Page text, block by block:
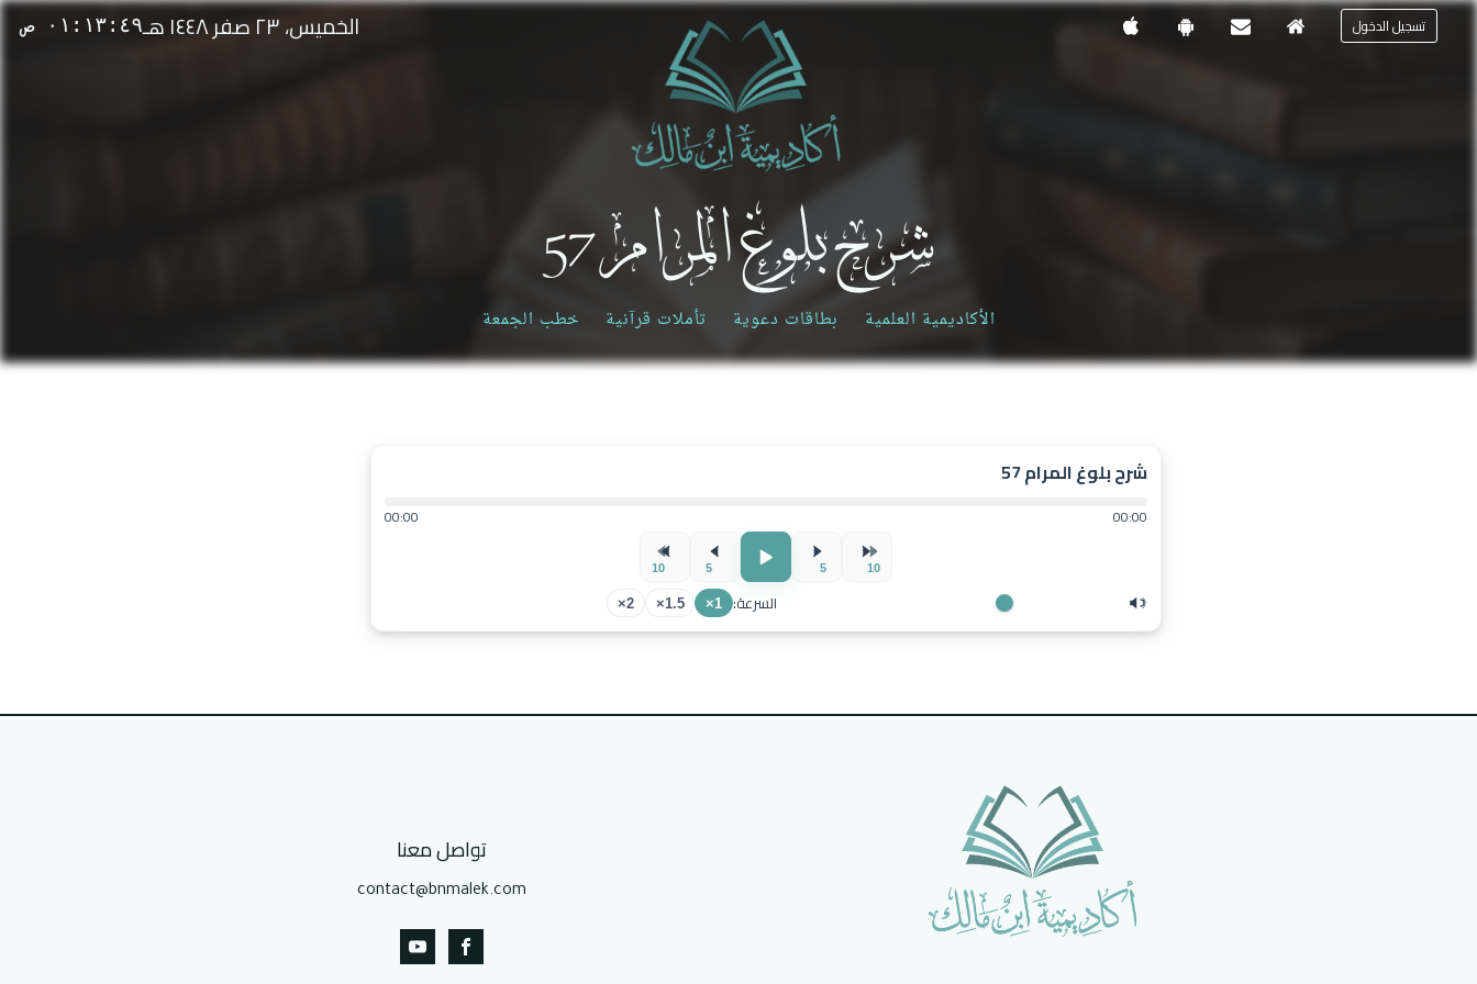
تسجيل الدخول الخميس، ٢٣ صفر ١٤٤٨ هـ ٠١:١٣:٤٩ ص
شرح بلوغ المرام 57
الأكاديمية العلمية بطاقات دعوية تأملات قرآنية خطب الجمعة
شرح بلوغ المرام 57
00:00
00:00
10
5
5
10
السرعة: 1×
1.5×
2×
تواصل معنا
contact@bnmalek.com